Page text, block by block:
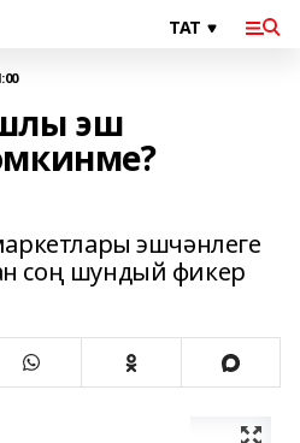
эш
эшчәнлеге
соң шундый фикер